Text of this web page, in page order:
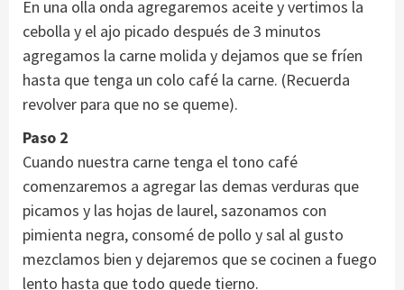
En una olla onda agregaremos aceite y vertimos la
cebolla y el ajo picado después de 3 minutos
agregamos la carne molida y dejamos que se fríen
hasta que tenga un colo café la carne. (Recuerda
revolver para que no se queme).
Paso 2
Cuando nuestra carne tenga el tono café
comenzaremos a agregar las demas verduras que
picamos y las hojas de laurel, sazonamos con
pimienta negra, consomé de pollo y sal al gusto
mezclamos bien y dejaremos que se cocinen a fuego
lento hasta que todo quede tierno.